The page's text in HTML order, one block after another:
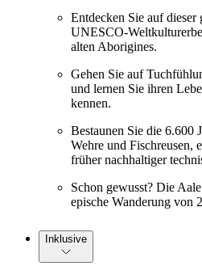
Entdecken Sie auf
UNESCO-
alten Aborigines.
Gehen Sie auf
und lernen Sie ihren
kennen.
Bestaunen Sie die 6.600
Wehre und Fischreusen,
früher nachhaltiger
Schon gewusst? Die
epische Wanderung von
Inklusive